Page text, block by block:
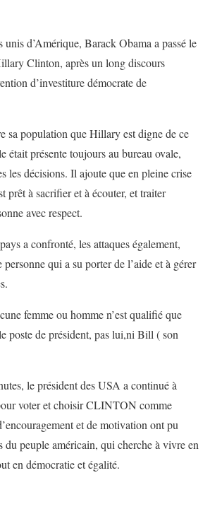
unis d’Amérique, Barack Obama a passé le
Clinton, après un long discours
d’investiture démocrate de
sa population que Hillary est digne de ce
était présente toujours au bureau ovale,
les décisions. Il ajoute que en pleine crise
prêt à sacrifier et à écouter, et traiter
avec respect.
a confronté, les attaques également,
qui a su porter de l’aide et à gérer
femme ou homme n’est qualifié que
poste de président, pas lui,ni Bill ( son
le président des USA a continué à
voter et choisir CLINTON comme
et de motivation ont pu
du peuple américain, qui cherche à vivre en
en démocratie et égalité.